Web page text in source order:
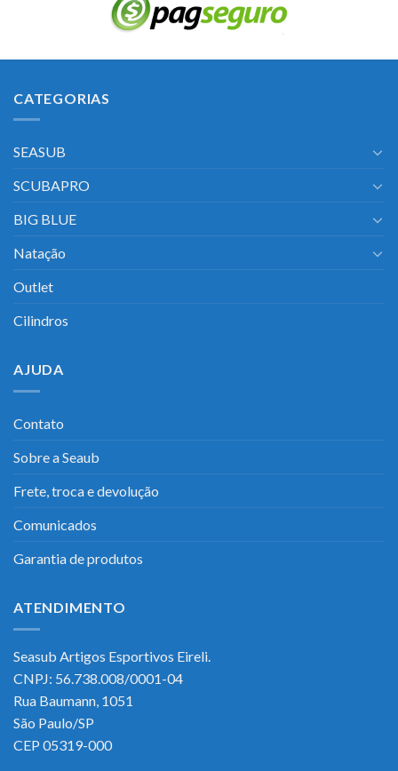
CATEGORIAS
SEASUB
SCUBAPRO
BIG BLUE
Natação
Outlet
Cilindros
AJUDA
Contato
Sobre a Seaub
Frete, troca e devolução
Comunicados
Garantia de produtos
ATENDIMENTO
Seasub Artigos Esportivos Eireli.
CNPJ: 56.738.008/0001-04
Rua Baumann, 1051
São Paulo/SP
CEP 05319-000